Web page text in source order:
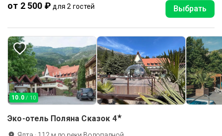
от 2 500 ₽ для 2 гостей Выбрать
10.0 / 10
Эко-отель Поляна Сказок 4★